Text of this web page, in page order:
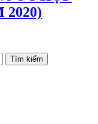
2020)